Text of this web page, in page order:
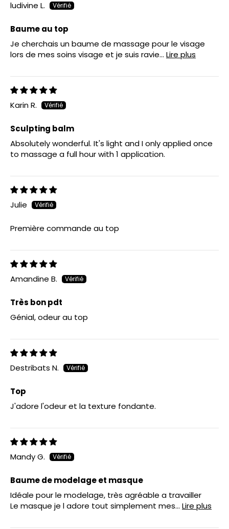
ludivine L.
Baume au top
Je cherchais un baume de massage pour le visage
lors de mes soins visage et je suis ravie... Lire plus
Karin R.
Sculpting balm
Absolutely wonderful. It's light and I only applied once
to massage a full hour with 1 application.
Julie
Première commande au top
Amandine B.
Très bon pdt
Génial, odeur au top
Destribats N.
Top
J'adore l'odeur et la texture fondante.
Mandy G.
Baume de modelage et masque
Idéale pour le modelage, très agréable a travailler
Le masque je l adore tout simplement mes... Lire plus